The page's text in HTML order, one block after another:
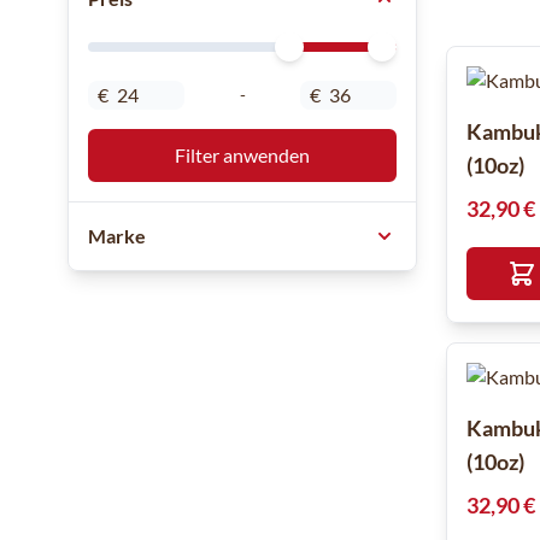
Minimal Price
Maximum Price
€ - €
Filter anwenden
Marke
(10oz)
32,90 €
(10oz)
32,90 €